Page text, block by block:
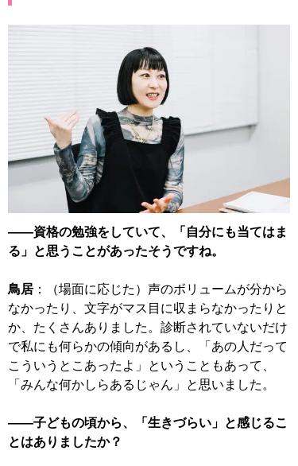
――資格の勉強をしていて、「自分にも当てはま
る」と思うことがあったそうですね。
鳥居 ：（場面に応じた）声のボリュームが分から
なかったり、文字がマス目に収まらなかったりと
か、たくさんありました。診断されていないだけ
で私にも何らかの傾向があるし、「あの人だって
こういうとこあったよ」ということもあって、
「みんな何かしらあるじゃん」と思いました。
――子どもの頃から、「生きづらい」と感じるこ
とはありましたか？